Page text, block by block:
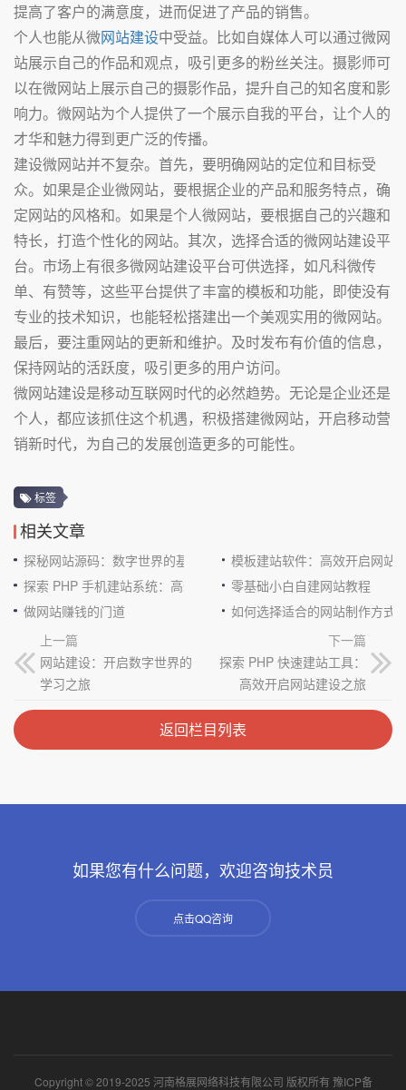
提高了客户的满意度，进而促进了产品的销售。
个人也能从微网站建设中受益。比如自媒体人可以通过微网
站展示自己的作品和观点，吸引更多的粉丝关注。摄影师可
以在微网站上展示自己的摄影作品，提升自己的知名度和影
响力。微网站为个人提供了一个展示自我的平台，让个人的
才华和魅力得到更广泛的传播。
建设微网站并不复杂。首先，要明确网站的定位和目标受
众。如果是企业微网站，要根据企业的产品和服务特点，确
定网站的风格和。如果是个人微网站，要根据自己的兴趣和
特长，打造个性化的网站。其次，选择合适的微网站建设平
台。市场上有很多微网站建设平台可供选择，如凡科微传
单、有赞等，这些平台提供了丰富的模板和功能，即使没有
专业的技术知识，也能轻松搭建出一个美观实用的微网站。
最后，要注重网站的更新和维护。及时发布有价值的信息，
保持网站的活跃度，吸引更多的用户访问。
微网站建设是移动互联网时代的必然趋势。无论是企业还是
个人，都应该抓住这个机遇，积极搭建微网站，开启移动营
销新时代，为自己的发展创造更多的可能性。
标签
相关文章
探秘网站源码：数字世界的基石
模板建站软件：高效开启网站
探索 PHP 手机建站系统：高效与便捷的完美结合零基础小白自建网站教程
做网站赚钱的门道
如何选择适合的网站制作方式
上一篇
网站建设：开启数字世界的
学习之旅
下一篇
探索 PHP 快速建站工具：
高效开启网站建设之旅
返回栏目列表
如果您有什么问题，欢迎咨询技术员
点击QQ咨询
Copyright © 2019-2025 河南格展网络科技有限公司 版权所有 豫ICP备